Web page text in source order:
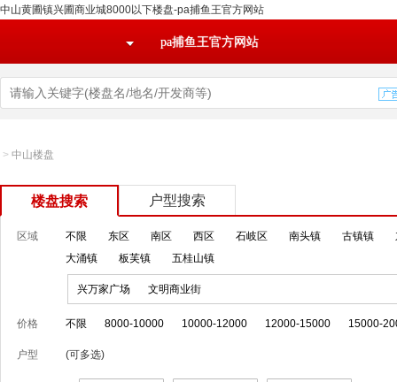
中山黄圃镇兴圃商业城8000以下楼盘-pa捕鱼王官方网站
pa捕鱼王官方网站
> 中山楼盘
楼盘搜索 户型搜索
区域 不限 东区 南区 西区 石岐区 南头镇 古镇镇
大涌镇
板芙镇 五桂山镇
兴万家广场 文明商业街
价格 不限 8000-10000 10000-12000 12000-15000 15000-
户型 (可多选)